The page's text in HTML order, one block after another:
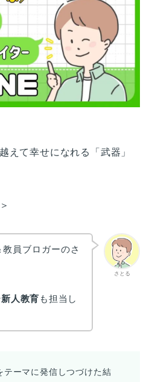
えて幸せになれる「武器」
さとる
員ブロガーのさ
新人教育 も担当し
テーマに発信しつづけた結